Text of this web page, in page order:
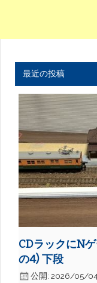
最近の投稿
CDラックにN
の4) 下段
公開: 2026/05/